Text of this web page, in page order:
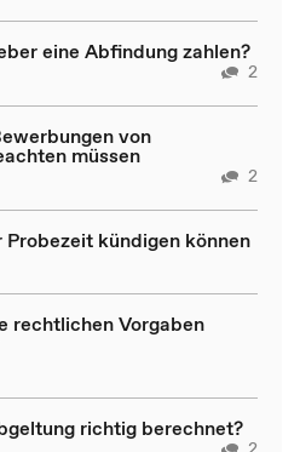
eine Abfindung zahlen?
2
von
müssen
2
kündigen können
rechtlichen Vorgaben
richtig berechnet?